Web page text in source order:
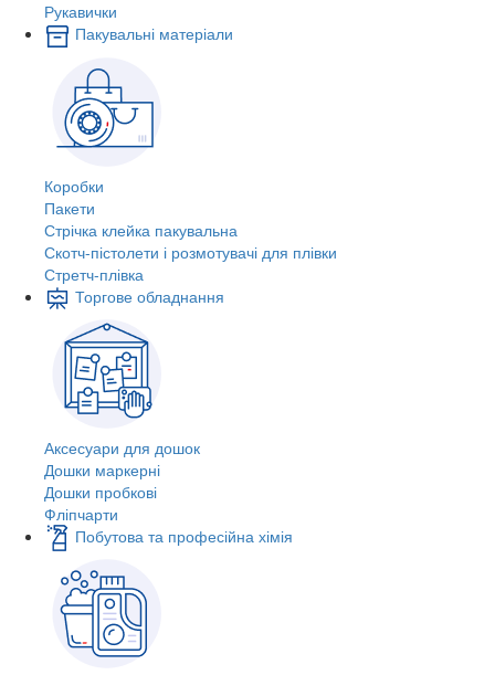
Рукавички
Пакувальні матеріали
Коробки
Пакети
Стрічка клейка пакувальна
Скотч-пістолети і розмотувачі для плівки
Стретч-плівка
Торгове обладнання
Аксесуари для дошок
Дошки маркерні
Дошки пробкові
Фліпчарти
Побутова та професійна хімія